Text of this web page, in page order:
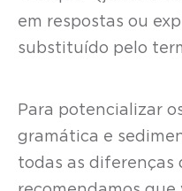
em respostas ou
substituído pelo
Para potencializar
gramática e
todas as diferenças